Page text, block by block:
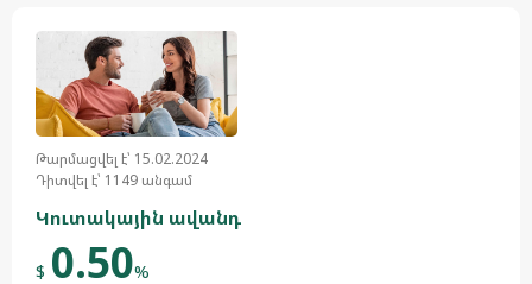
Թարմացվել է՝ 15.02.2024
Դիտվել է՝ 1149 անգամ
Կուտակային ավանդ
$ 0.50%